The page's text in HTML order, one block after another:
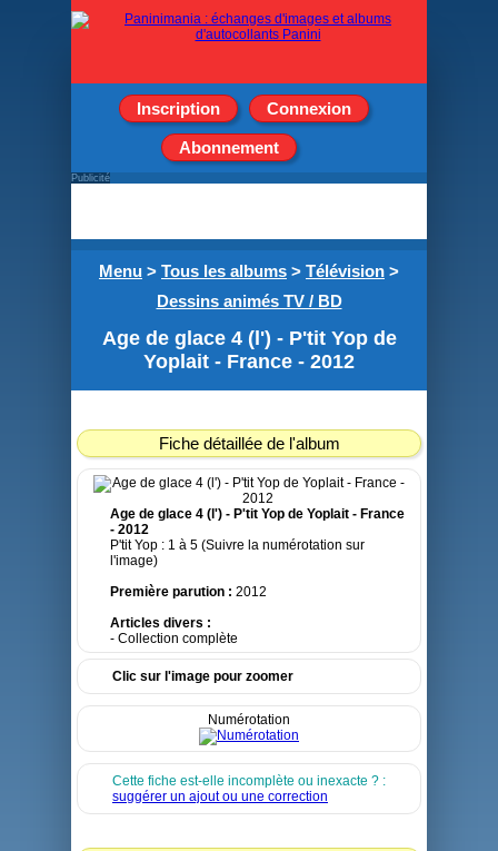
Inscription Connexion
Abonnement
Menu > Tous les albums > Télévision >
Dessins animés TV / BD
Age de glace 4 (l') - P'tit Yop de
Yoplait - France - 2012
Fiche détaillée de l'album
Age de glace 4 (l') - P'tit Yop de Yoplait - France
- 2012
P'tit Yop : 1 à 5 (Suivre la numérotation sur
l'image)
Première parution : 2012
Articles divers :
- Collection complète
Clic sur l'image pour zoomer
Numérotation
Cette fiche est-elle incomplète ou inexacte ? :
suggérer un ajout ou une correction
Publicité